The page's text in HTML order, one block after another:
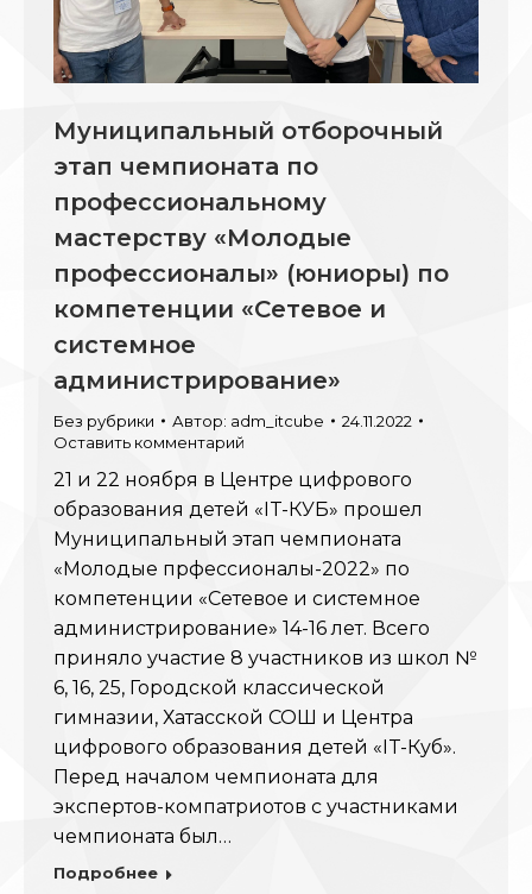
Муниципальный отборочный
этап чемпионата по
профессиональному
мастерству «Молодые
профессионалы» (юниоры) по
компетенции «Сетевое и
системное
администрирование»
Без рубрики Автор: adm_itcube
24.11.2022
Оставить комментарий
21 и 22 ноября в Центре цифрового
образования детей «IT-КУБ» прошел
Муниципальный этап чемпионата
«Молодые прфессионалы-2022» по
компетенции «Сетевое и системное
администрирование» 14-16 лет. Всего
приняло участие 8 участников из школ №
6, 16, 25, Городской классической
гимназии, Хатасской СОШ и Центра
цифрового образования детей «IT-Куб».
Перед началом чемпионата для
экспертов-компатриотов с участниками
чемпионата был…
Подробнее